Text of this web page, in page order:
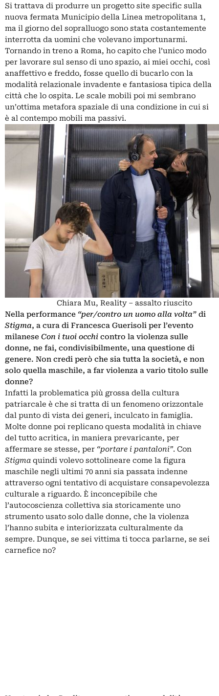
Si trattava di produrre un progetto site specific sulla
nuova fermata Municipio della Linea metropolitana 1,
ma il giorno del sopralluogo sono stata costantemente
interrotta da uomini che volevano importunarmi.
Tornando in treno a Roma, ho capito che l’unico modo
per lavorare sul senso di uno spazio, ai miei occhi, così
anaffettivo e freddo, fosse quello di bucarlo con la
modalità relazionale invadente e fantasiosa tipica della
città che lo ospita. Le scale mobili poi mi sembrano
un’ottima metafora spaziale di una condizione in cui si
è al contempo mobili ma passivi.
Chiara Mu, Reality – assalto riuscito
Nella performance “per/contro un uomo alla volta” di
Stigma, a cura di Francesca Guerisoli per l’evento
milanese Con i tuoi occhi contro la violenza sulle
donne, ne fai, condivisibilmente, una questione di
genere. Non credi però che sia tutta la società, e non
solo quella maschile, a far violenza a vario titolo sulle
donne?
Infatti la problematica più grossa della cultura
patriarcale è che si tratta di un fenomeno orizzontale
dal punto di vista dei generi, inculcato in famiglia.
Molte donne poi replicano questa modalità in chiave
del tutto acritica, in maniera prevaricante, per
affermare se stesse, per “portare i pantaloni”. Con
Stigma quindi volevo sottolineare come la figura
maschile negli ultimi 70 anni sia passata indenne
attraverso ogni tentativo di acquistare consapevolezza
culturale a riguardo. È inconcepibile che
l’autocoscienza collettiva sia storicamente uno
strumento usato solo dalle donne, che la violenza
l’hanno subita e interiorizzata culturalmente da
sempre. Dunque, se sei vittima ti tocca parlarne, se sei
carnefice no?